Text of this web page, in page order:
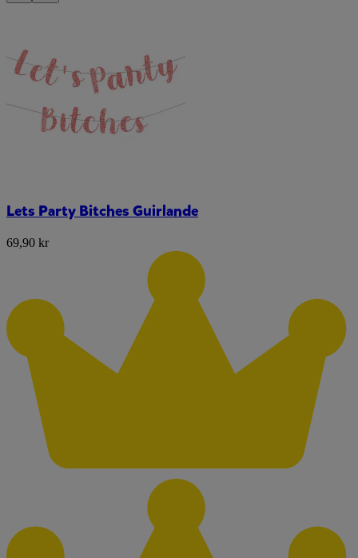
Lets Party Bitches Guirlande
69,90 kr